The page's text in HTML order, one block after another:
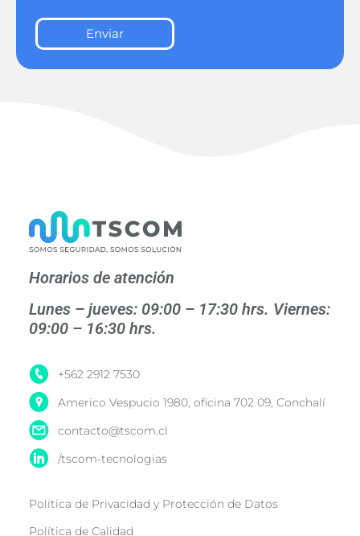
Enviar
Horarios de atención
Lunes – jueves: 09:00 – 17:30 hrs. Viernes:
09:00 – 16:30 hrs.
+562 2912 7530
Americo Vespucio 1980, oficina 702 09, Conchalí
contacto@tscom.cl
/tscom-tecnologias
Política de Privacidad y Protección de Datos
Política de Calidad